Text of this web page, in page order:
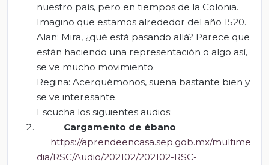
nuestro país, pero en tiempos de la Colonia.
Imagino que estamos alrededor del año 1520.
Alan: Mira, ¿qué está pasando allá? Parece que
están haciendo una representación o algo así,
se ve mucho movimiento.
Regina: Acerquémonos, suena bastante bien y
se ve interesante.
Escucha los siguientes audios:
Cargamento de ébano
https://aprendeencasa.sep.gob.mx/multime
dia/RSC/Audio/202102/202102-RSC-